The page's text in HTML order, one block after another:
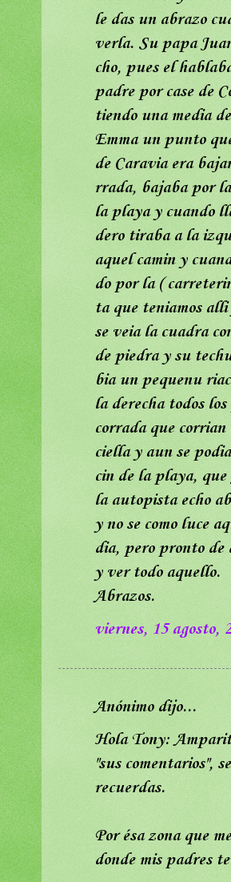
le das un abrazo
verla. Su papa
cho, pues el
padre por case de
tiendo una media
Emma un punto
de Caravia era
rrada, bajaba por
la playa y cuando
dero tiraba a la
aquel camin y
do por la (
ta que teniamos
se veia la cuadra
de piedra y su
bia un pequenu
la derecha todos
corrada que
ciella y aun se
cin de la playa,
la autopista echo
y no se como luce
dia, pero pronto de
y ver todo aquello.
Abrazos.
viernes, 15 agosto,
Anónimo dijo...
Hola Tony:
"sus comentarios",
recuerdas.
Por ésa zona que
donde mis padres